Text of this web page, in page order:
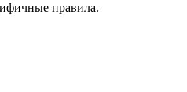
правила.